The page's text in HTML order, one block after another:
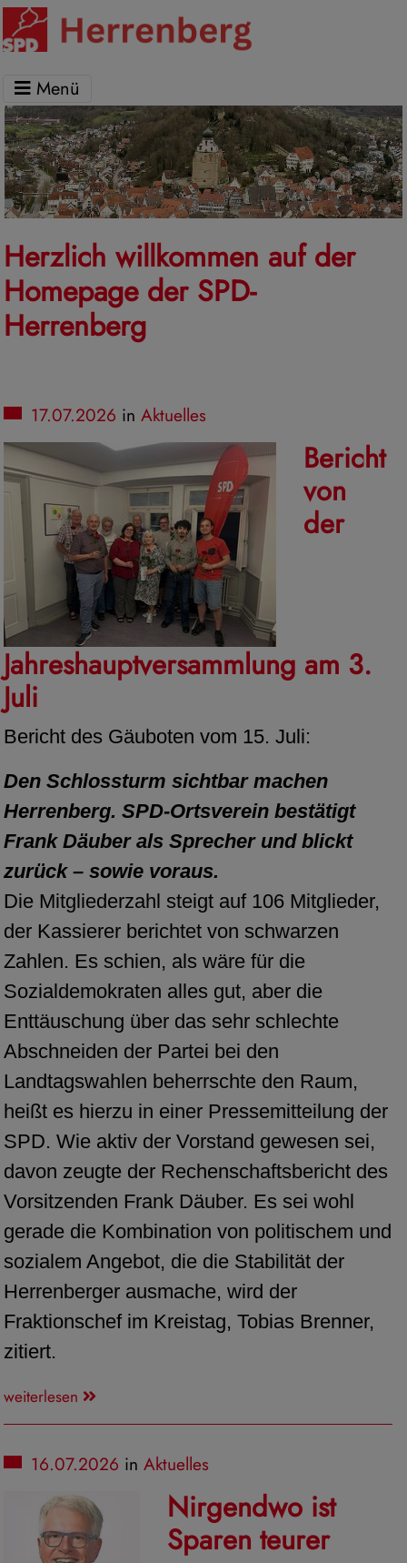
Menü
Herzlich willkommen auf der
Homepage der SPD-
Herrenberg
17.07.2026 in Aktuelles
Bericht
von
der
Jahreshauptversammlung am 3.
Juli
Bericht des Gäuboten vom 15. Juli:
Den Schlossturm sichtbar machen
Herrenberg. SPD-Ortsverein bestätigt
Frank Däuber als Sprecher und blickt
zurück – sowie voraus.
Die Mitgliederzahl steigt auf 106 Mitglieder,
der Kassierer berichtet von schwarzen
Zahlen. Es schien, als wäre für die
Sozialdemokraten alles gut, aber die
Enttäuschung über das sehr schlechte
Abschneiden der Partei bei den
Landtagswahlen beherrschte den Raum,
heißt es hierzu in einer Pressemitteilung der
SPD. Wie aktiv der Vorstand gewesen sei,
davon zeugte der Rechenschaftsbericht des
Vorsitzenden Frank Däuber. Es sei wohl
gerade die Kombination von politischem und
sozialem Angebot, die die Stabilität der
Herrenberger ausmache, wird der
Fraktionschef im Kreistag, Tobias Brenner,
zitiert.
weiterlesen
16.07.2026 in Aktuelles
Nirgendwo ist
Sparen teurer